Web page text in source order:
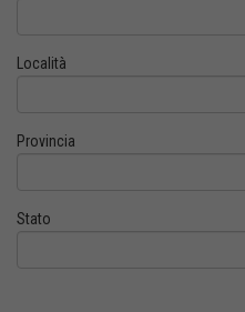
Località
Provincia
Stato